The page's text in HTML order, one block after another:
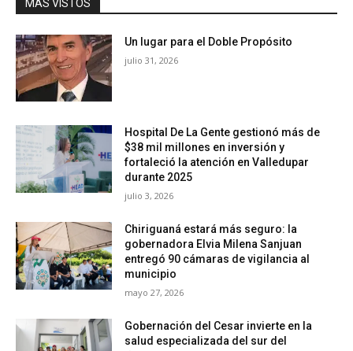
MÁS VISTOS
Un lugar para el Doble Propósito
julio 31, 2026
Hospital De La Gente gestionó más de
$38 mil millones en inversión y
fortaleció la atención en Valledupar
durante 2025
julio 3, 2026
Chiriguaná estará más seguro: la
gobernadora Elvia Milena Sanjuan
entregó 90 cámaras de vigilancia al
municipio
mayo 27, 2026
Gobernación del Cesar invierte en la
salud especializada del sur del